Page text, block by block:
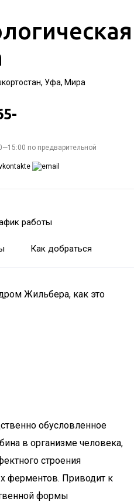
Уфа, Мира
по предварительной
работы
Как добраться
Жильбера, как это
обусловленное
в организме человека,
строения
ферментов. Приводит к
формы